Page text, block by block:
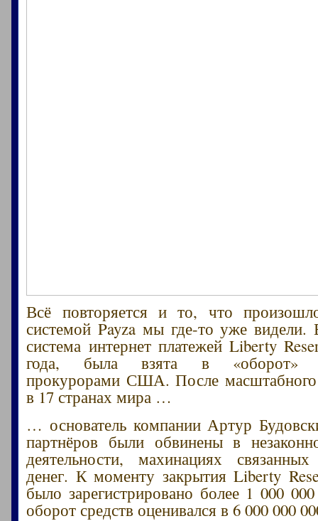
Всё повторяется и то, что
системой Payza мы где-то уже
система интернет платежей Liberty
года, была взята в «оборот»
прокурорами США. После масштабного
в 17 странах мира …
… основатель компании Артур
партнёров были обвинены в
деятельности, махинациях
денег. К моменту закрытия Liberty
было зарегистрировано более 1 000 000
оборот средств оценивался в 6 000 000